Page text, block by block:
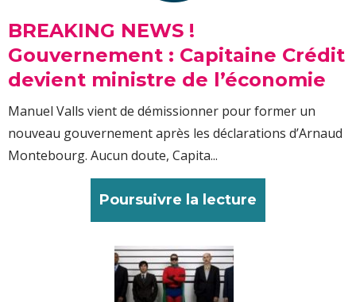
BREAKING NEWS !
Gouvernement : Capitaine Crédit
devient ministre de l’économie
Manuel Valls vient de démissionner pour former un
nouveau gouvernement après les déclarations d’Arnaud
Montebourg. Aucun doute, Capita...
Poursuivre la lecture